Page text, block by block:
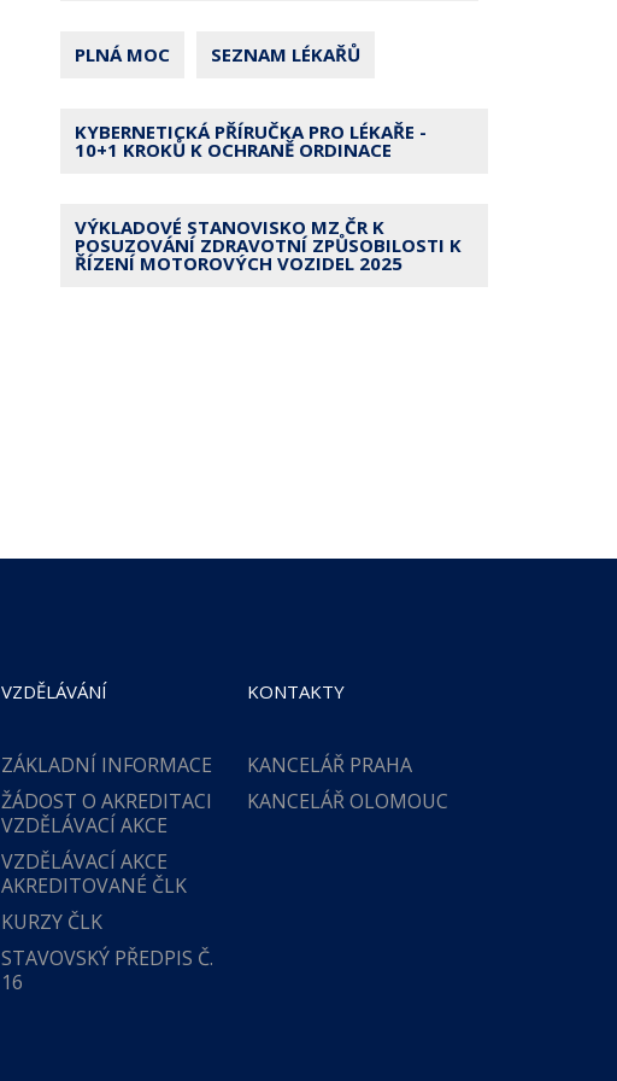
PLNÁ MOC SEZNAM LÉKAŘŮ
KYBERNETICKÁ PŘÍRUČKA PRO LÉKAŘE -
10+1 KROKŮ K OCHRANĚ ORDINACE
VÝKLADOVÉ STANOVISKO MZ ČR K
POSUZOVÁNÍ ZDRAVOTNÍ ZPŮSOBILOSTI K
ŘÍZENÍ MOTOROVÝCH VOZIDEL 2025
VZDĚLÁVÁNÍ
ZÁKLADNÍ INFORMACE
ŽÁDOST O AKREDITACI
VZDĚLÁVACÍ AKCE
VZDĚLÁVACÍ AKCE
AKREDITOVANÉ ČLK
KURZY ČLK
STAVOVSKÝ PŘEDPIS Č.
16
KONTAKTY
KANCELÁŘ PRAHA
KANCELÁŘ OLOMOUC